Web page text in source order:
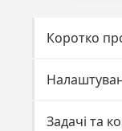
Коротко
Задачі та